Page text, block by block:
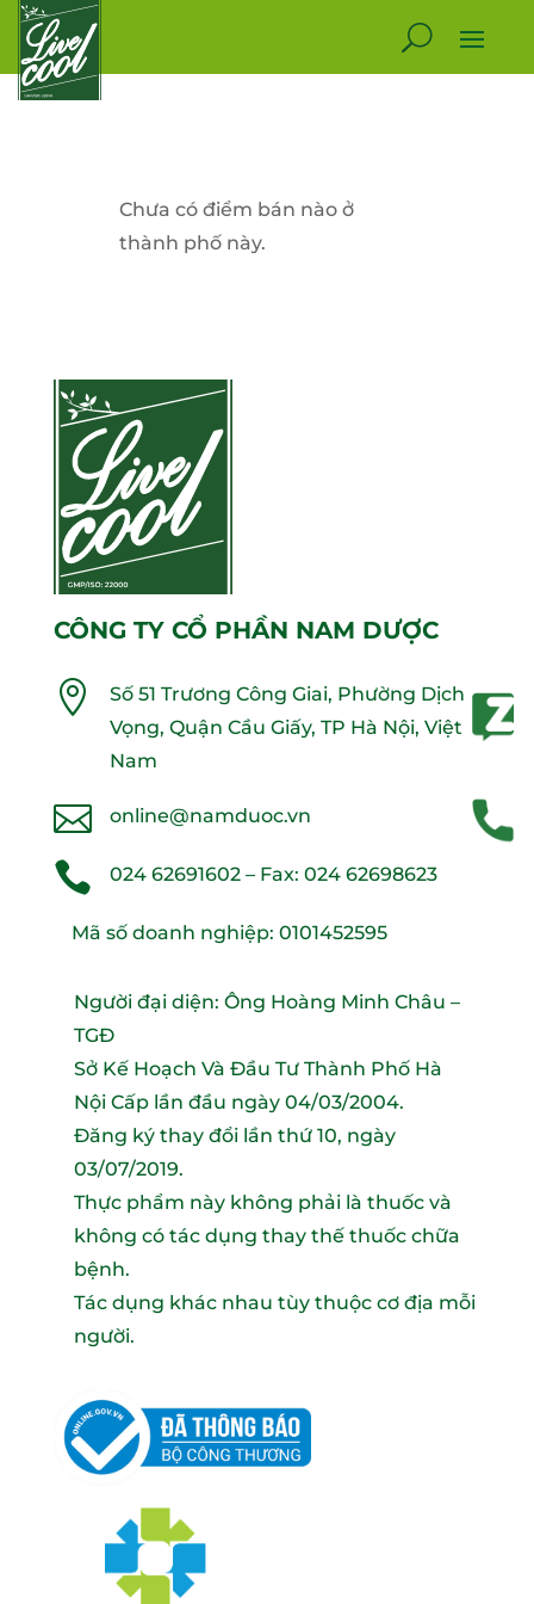
Chưa có điểm bán nào ở
thành phố này.
CÔNG TY CỔ PHẦN NAM DƯỢC

Số 51 Trương Công Giai, Phường Dịch
Vọng, Quận Cầu Giấy, TP Hà Nội, Việt
Nam
 online@namduoc.vn
 024 62691602– Fax: 024 62698623
Mã số doanh nghiệp: 0101452595
Người đại diện: Ông Hoàng Minh Châu –
TGĐ
Sở Kế Hoạch Và Đầu Tư Thành Phố Hà
Nội Cấp lần đầu ngày 04/03/2004.
Đăng ký thay đổi lần thứ 10, ngày
03/07/2019.
Thực phẩm này không phải là thuốc và
không có tác dụng thay thế thuốc chữa
bệnh.
Tác dụng khác nhau tùy thuộc cơ địa mỗi
người.